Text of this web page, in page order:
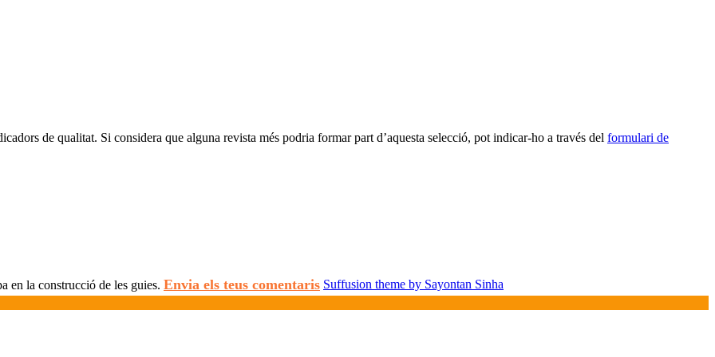
de qualitat. Si considera que alguna revista més podria formar part d’aquesta selecció, pot indicar-ho a través del formulari de
en la construcció de les guies. Envia els teus comentaris Suffusion theme by Sayontan Sinha